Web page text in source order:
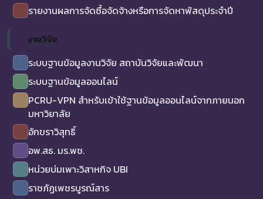
รายงานผลการจัดซื้อจัดจ้างหรือการจัดหาพัสดุประจำปี
งานวิจัย
ระบบฐานข้อมูลงานวิจัย สถาบันวิจัยและพัฒนา
ระบบฐานข้อมูลออนไลน์
PCRU-VPN สำหรับเข้าใช้ฐานข้อมูลออนไลน์จากภายนอก
มหาวิยาลัย
อักขราวิสุทธิ์
อพ.สธ. มร.พช.
หน่วยบ่มเพาะวิสาหกิจ UBI
ราชภัฏเพชรบูรณ์สาร